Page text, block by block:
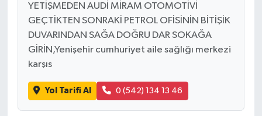
YETİŞMEDEN AUDİ MİRAM OTOMOTİVİ
GEÇTİKTEN SONRAKİ PETROL OFİSİNİN BİTİŞİK
DUVARINDAN SAĞA DOĞRU DAR SOKAĞA
GİRİN,Yenişehir cumhuriyet aile sağlığı merkezi
karşıs
Yol Tarifi Al 0 (542) 134 13 46